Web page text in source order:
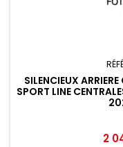
SILENCIEUX
SPORT LINE
Prix
2